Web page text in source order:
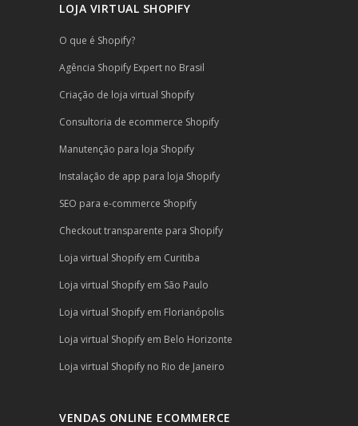
LOJA VIRTUAL SHOPIFY
O que é Shopify?
Agência Shopify Expert no Brasil
Criação de loja virtual Shopify
Consultoria de ecommerce Shopify
Manutenção para loja Shopify
Instalação de app para loja Shopify
SEO para e-commerce Shopify
Checkout transparente para Shopify
Loja virtual Shopify em Curitiba
Loja virtual Shopify em São Paulo
Loja virtual Shopify em Florianópolis
Loja virtual Shopify em Belo Horizonte
Loja virtual Shopify no Rio de Janeiro
VENDAS ONLINE ECOMMERCE